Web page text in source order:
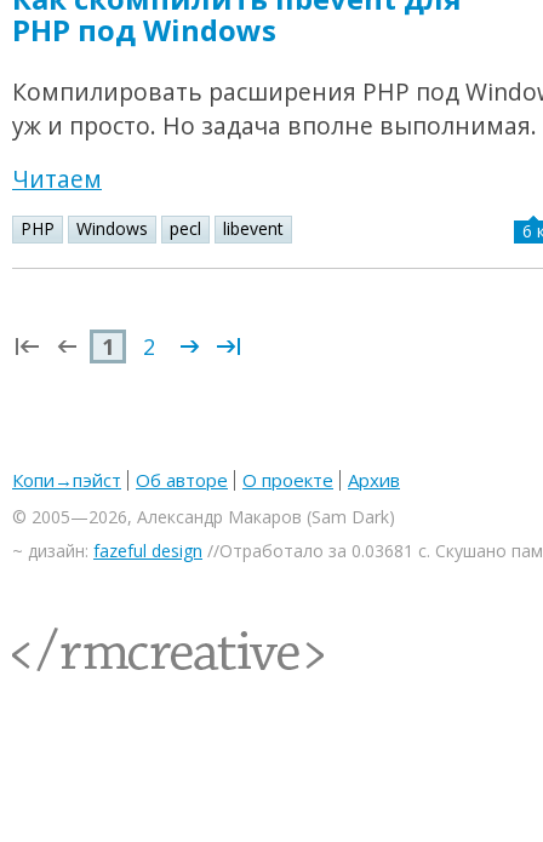
PHP под Windows
Компилировать расширения PHP под
уж и просто. Но задача вполне выполнимая.
Читаем
PHP Windows pecl libevent 6
1 2
Копи→пэйст Об авторе О проекте Архив
© 2005—2026, Александр Макаров (Sam Dark)
~ дизайн: fazeful design //Отработало за 0.03681 с. Скушано
<rmcreative/>